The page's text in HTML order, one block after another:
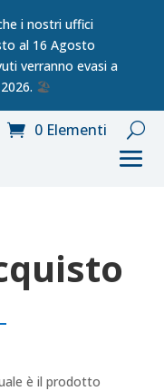
i nostri uffici
al 16 Agosto
verranno evasi a
🏖️
0 Elementi
è il prodotto